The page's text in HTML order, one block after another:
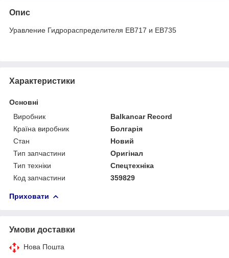
Опис
Уравление Гидрораспределителя ЕВ717 и ЕВ735
Характеристики
Основні
Виробник
Balkancar Record
Країна виробник
Болгарія
Стан
Новий
Тип запчастини
Оригінал
Тип техніки
Спецтехніка
Код запчастини
359829
Приховати
Умови доставки
Нова Пошта